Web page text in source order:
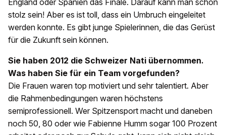
stolz sein! Aber es ist toll, dass ein Umbruch eingeleitet
werden konnte. Es gibt junge Spielerinnen, die das Gerüst
für die Zukunft sein können.
Sie haben 2012 die Schweizer Nati übernommen.
Was haben Sie für ein Team vorgefunden?
Die Frauen waren top motiviert und sehr talentiert. Aber
die Rahmenbedingungen waren höchstens
semiprofessionell. Wer Spitzensport macht und daneben
noch 50, 80 oder wie Fabienne Humm sogar 100 Prozent